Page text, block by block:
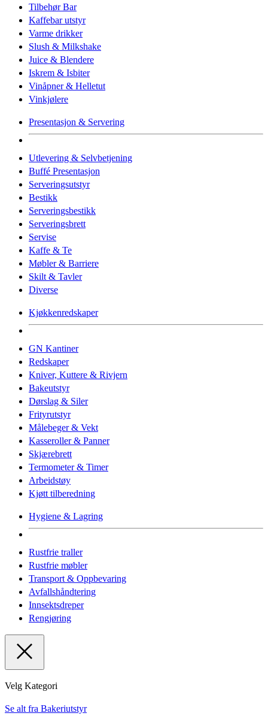
Tilbehør Bar
Kaffebar utstyr
Varme drikker
Slush & Milkshake
Juice & Blendere
Iskrem & Isbiter
Vinåpner & Helletut
Vinkjølere
Presentasjon & Servering
Utlevering & Selvbetjening
Buffé Presentasjon
Serveringsutstyr
Bestikk
Serveringsbestikk
Serveringsbrett
Servise
Kaffe & Te
Møbler & Barriere
Skilt & Tavler
Diverse
Kjøkkenredskaper
GN Kantiner
Redskaper
Kniver, Kuttere & Rivjern
Bakeutstyr
Dørslag & Siler
Frityrutstyr
Målebeger & Vekt
Kasseroller & Panner
Skjærebrett
Termometer & Timer
Arbeidstøy
Kjøtt tilberedning
Hygiene & Lagring
Rustfrie traller
Rustfrie møbler
Transport & Oppbevaring
Avfallshåndtering
Innsektsdreper
Rengjøring
Velg Kategori
Se alt fra Bakeriutstyr